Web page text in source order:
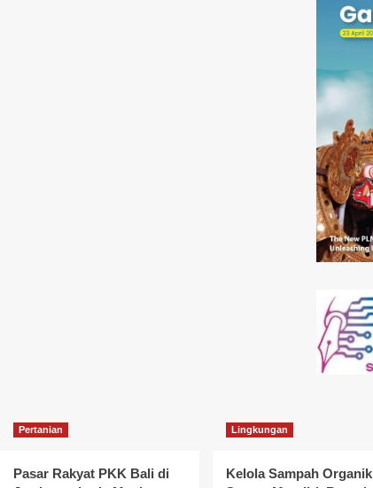
Pertanian
Pasar Rakyat PKK Bali di
Lingkungan
Kelola Sampah Organik